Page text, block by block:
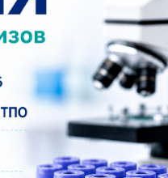
5% для
ветеранов и
для работников
и Риат. 10% для